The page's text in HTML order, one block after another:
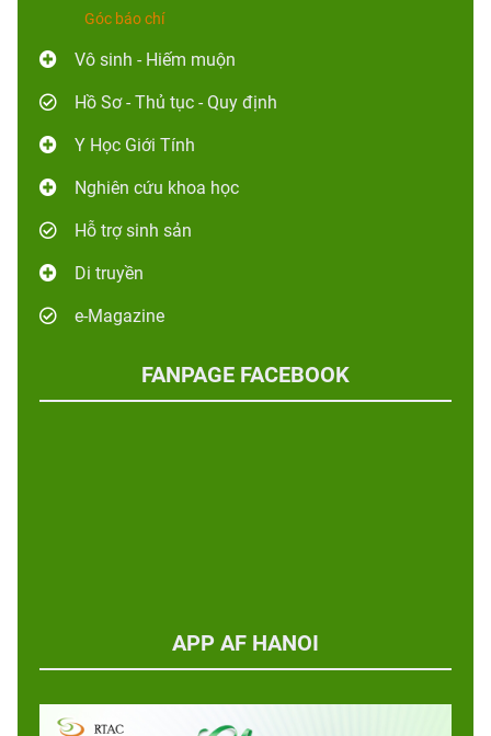
Góc báo chí
Vô sinh - Hiếm muộn
Hồ Sơ - Thủ tục - Quy định
Y Học Giới Tính
Nghiên cứu khoa học
Hỗ trợ sinh sản
Di truyền
e-Magazine
FANPAGE FACEBOOK
APP AF HANOI